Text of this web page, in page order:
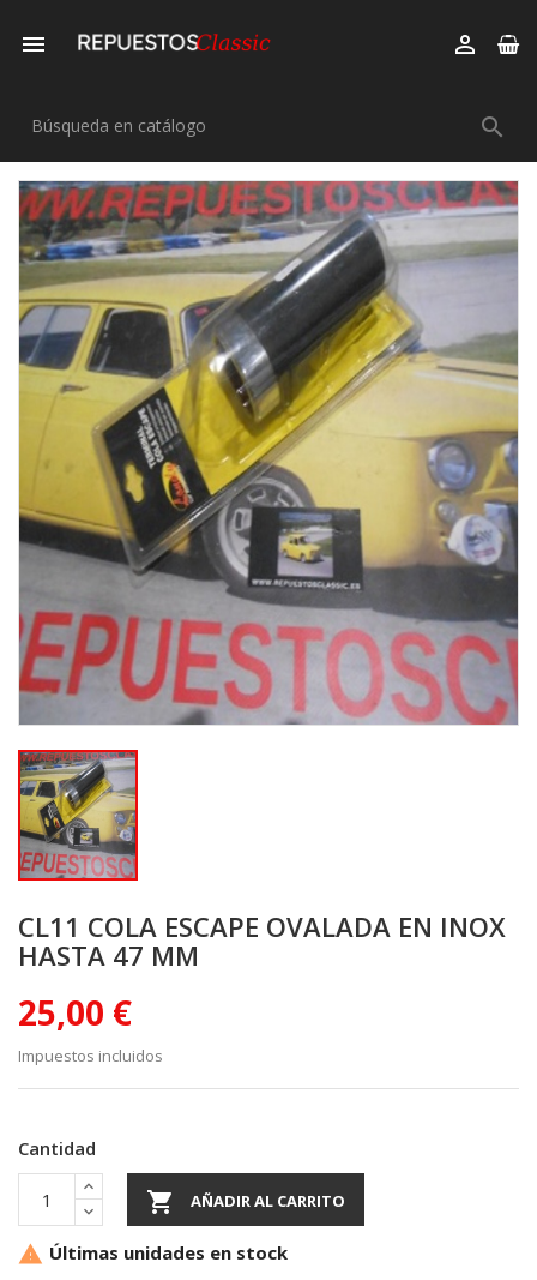
 

CL11 COLA ESCAPE OVALADA EN INOX
HASTA 47 MM
25,00 €
Impuestos incluidos
Cantidad
 AÑADIR AL CARRITO
 Últimas unidades en stock